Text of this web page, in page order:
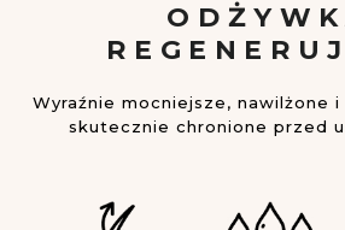
Wyraźnie mocniejsze, nawilżone i
skutecznie chronione przed